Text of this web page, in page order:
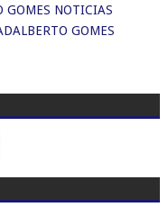
GOMES NOTICIAS
GOMES